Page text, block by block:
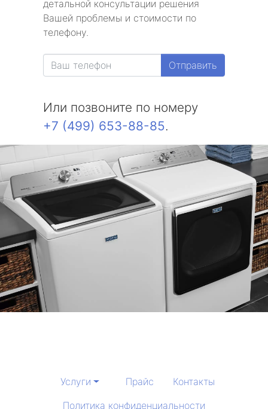
детальной консультации решения
Вашей проблемы и стоимости по
телефону.
Отправить
Или позвоните по номеру
+7 (499) 653-88-85.
Услуги Прайс
Контакты
Политика конфиденциальности